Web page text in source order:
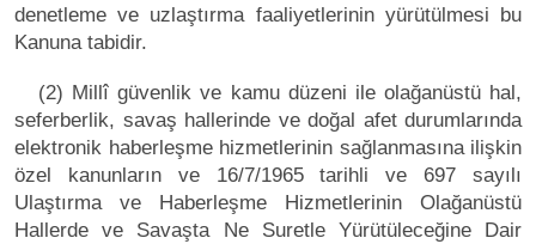
denetleme ve uzlaştırma faaliyetlerinin yürütülmesi bu
Kanuna tabidir.
(2) Millî güvenlik ve kamu düzeni ile olağanüstü hal,
seferberlik, savaş hallerinde ve doğal afet durumlarında
elektronik haberleşme hizmetlerinin sağlanmasına ilişkin
özel kanunların ve 16/7/1965 tarihli ve 697 sayılı
Ulaştırma ve Haberleşme Hizmetlerinin Olağanüstü
Hallerde ve Savaşta Ne Suretle Yürütüleceğine Dair